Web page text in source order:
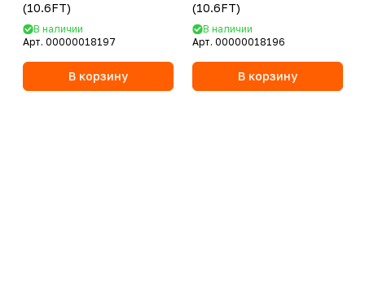
(10.6FT)
В наличии
Арт. 00000018197
В корзину
(10.6FT)
В наличии
Арт. 00000018196
В корзину